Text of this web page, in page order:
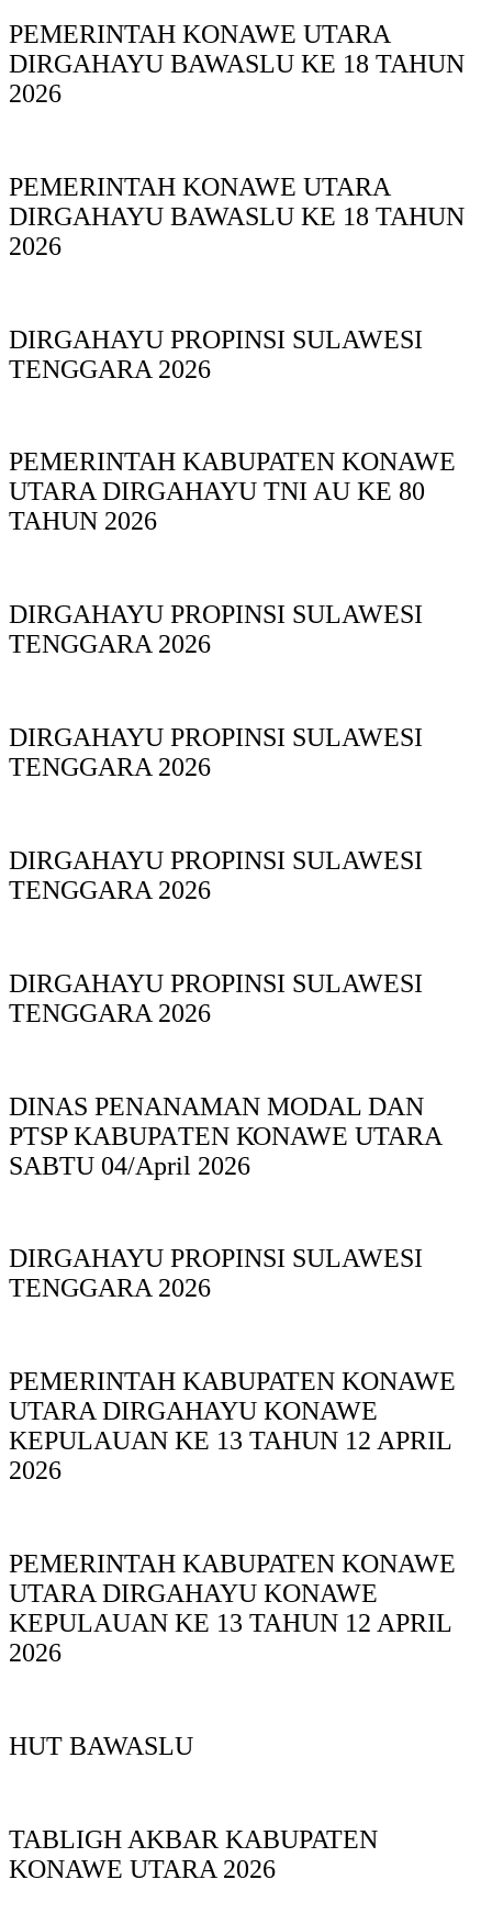
PEMERINTAH KONAWE UTARA
DIRGAHAYU BAWASLU KE 18 TAHUN
2026
PEMERINTAH KONAWE UTARA
DIRGAHAYU BAWASLU KE 18 TAHUN
2026
DIRGAHAYU PROPINSI SULAWESI
TENGGARA 2026
PEMERINTAH KABUPATEN KONAWE
UTARA DIRGAHAYU TNI AU KE 80
TAHUN 2026
DIRGAHAYU PROPINSI SULAWESI
TENGGARA 2026
DIRGAHAYU PROPINSI SULAWESI
TENGGARA 2026
DIRGAHAYU PROPINSI SULAWESI
TENGGARA 2026
DIRGAHAYU PROPINSI SULAWESI
TENGGARA 2026
DINAS PΕΝΑΝΑΜAN MODAL DAN
PTSP KABUPAΤΕΝ ΚΟNAWE UTARA
SABTU 04/April 2026
DIRGAHAYU PROPINSI SULAWESI
TENGGARA 2026
PEMERINTAH KABUPATEN KONAWE
UTARA DIRGAHAYU KONAWE
KEPULAUAN KE 13 TAHUN 12 APRIL
2026
PEMERINTAH KABUPATEN KONAWE
UTARA DIRGAHAYU KONAWE
KEPULAUAN KE 13 TAHUN 12 APRIL
2026
HUT BAWASLU
TABLIGH AKBAR KABUPATEN
KONAWE UTARA 2026